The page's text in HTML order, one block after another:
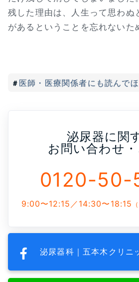
残した理由は、人生って思わぬ
があるということを忘れないた
医師・医療関係者にも読んで
泌尿器に関
お問い合わせ
0120-50-
9:00〜12:15／14:30〜18:15
泌尿器科｜五本木クリニ